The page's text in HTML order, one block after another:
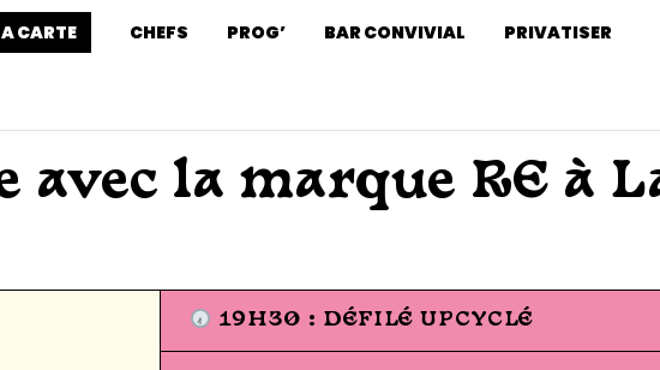
CARTE CHEFS PROG’ BAR CONVIVIAL PRIVATISER
avec la marque RE à
19H30 : DÉFILÉ UPCYCLÉ